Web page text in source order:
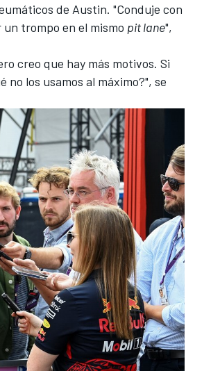
de Austin. "Conduje con
trompo en el mismo pit lane",
creo que hay más motivos. Si
los usamos al máximo?", se